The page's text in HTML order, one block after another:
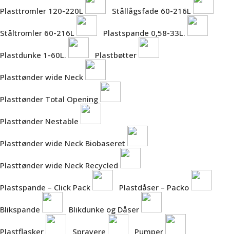
Plasttromler 120-220L Stållågsfade 60-216L
Ståltromler 60-216L Plastspande 0,58-33L.
Plastdunke 1-60L. Plastbøtter
Plasttønder wide Neck
Plasttønder Total Opening
Plasttønder Nestable
Plasttønder wide Neck Biobaseret
Plasttønder wide Neck Recycled
Plastspande – Click Pack Plastdåser – Packo
Blikspande Blikdunke og Dåser
Plastflasker Sprayere Pumper